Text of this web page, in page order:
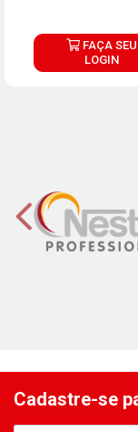
FAÇA SEU
LOGIN
Cadastre-se